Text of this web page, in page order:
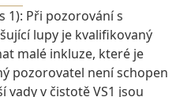
1): Při pozorování s
lupy je kvalifikovaný
malé inkluze, které je
pozorovatel není schopen
v čistotě VS1 jsou